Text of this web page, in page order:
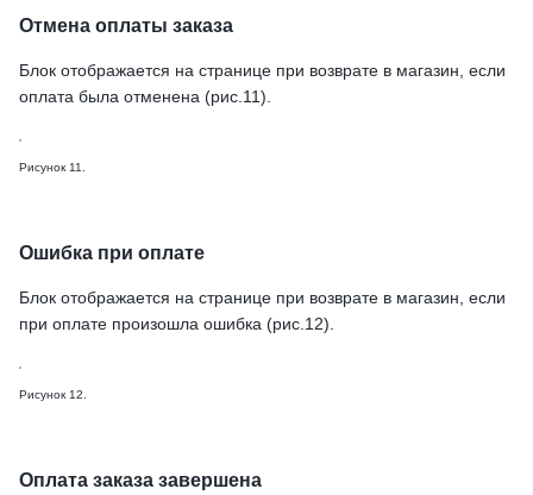
Отмена оплаты заказа
Блок отображается на странице при возврате в магазин, если
оплата была отменена (рис.11).
Рисунок 11.
Ошибка при оплате
Блок отображается на странице при возврате в магазин, если
при оплате произошла ошибка (рис.12).
Рисунок 12.
Оплата заказа завершена